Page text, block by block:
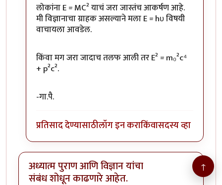
लोकांना E = MC² याचं जरा जास्तंच आकर्षण आहे.
मी विज्ञानाचा ग्राहक असल्याने मला E = hʋ विषयी
वाचायला आवडेल.
किंवा मग जरा जादाच तलफ आली तर E² = m₀²c⁴
+ p²c².
-गा.पै.
प्रतिसाद देण्यासाठीलॉग इन कराकिंवासदस्य व्हा
अध्यात्म पुराण आणि विज्ञान यांचा
संबंध शोधून काढणारे आहेत.
↑